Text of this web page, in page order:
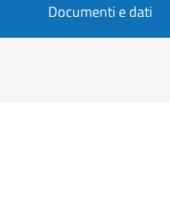
Documenti e dati